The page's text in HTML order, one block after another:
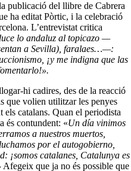
publicació del llibre de Cabrera
ha editat Pòrtic, i la celebració
L’entrevistat critica
lo andaluz al topicazo —
a Sevilla), faralaes…—:
¡y me indigna que las
hi cadires, des de la reacció
que volien utilitzar les penyes
catalans. Quan el periodista
és contundent: «Un día vinimos
a nuestros muertos,
por el autogobierno,
¡somos catalanes, Catalunya es
Afegeix que ja no és possible que